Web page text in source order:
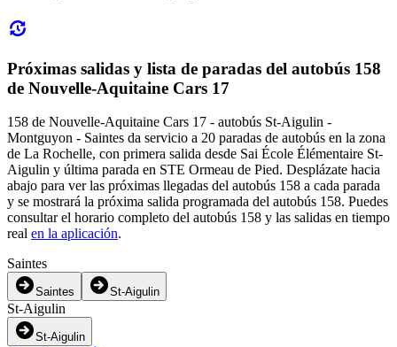
Próximas salidas y lista de paradas del autobús 158
de Nouvelle-Aquitaine Cars 17
158 de Nouvelle-Aquitaine Cars 17 - autobús St-Aigulin -
Montguyon - Saintes da servicio a 20 paradas de autobús en la zona
de La Rochelle, con primera salida desde Sai École Élémentaire St-
Aigulin y última parada en STE Ormeau de Pied. Desplázate hacia
abajo para ver las próximas llegadas del autobús 158 a cada parada
y se mostrará la próxima salida programada del autobús 158. Puedes
consultar el horario completo del autobús 158 y las salidas en tiempo
real en la aplicación.
Saintes
Saintes St-Aigulin
St-Aigulin
St-Aigulin